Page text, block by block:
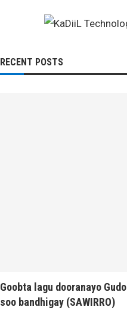
RECENT POSTS
Goobta lagu dooranayo
soo bandhigay (SAWIRRO)